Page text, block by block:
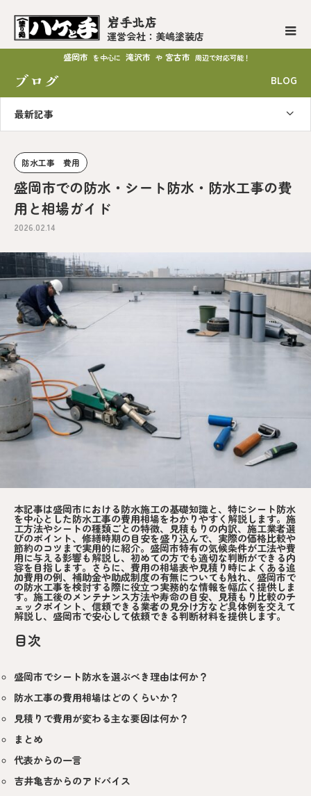
岩手北店
運営会社：美嶋塗装店
盛岡市 を中心に 滝沢市 や 宮古市 周辺で対応可能！
ブログ BLOG
最新記事
防水工事 費用
盛岡市での防水・シート防水・防水工事の費
用と相場ガイド
2026.02.14
本記事は盛岡市における防水施工の基礎知識と、特にシート防水
を中心とした防水工事の費用相場をわかりやすく解説します。施
工方法やシートの種類ごとの特徴、見積もりの内訳、施工業者選
びのポイント、修繕時期の目安を盛り込んで、実際の価格比較や
節約のコツまで実用的に紹介。盛岡市特有の気候条件が工法や費
用に与える影響も解説し、初めての方でも適切な判断ができる内
容を目指します。さらに、費用の相場表や見積り時によくある追
加費用の例、補助金や助成制度の有無についても触れ、盛岡市で
の防水工事を検討する際に役立つ実務的な情報を幅広く提供しま
す。施工後のメンテナンス方法や寿命の目安、見積もり比較のチ
ェックポイント、信頼できる業者の見分け方など具体例を交えて
解説し、盛岡市で安心して依頼できる判断材料を提供します。
目次
盛岡市でシート防水を選ぶべき理由は何か？
防水工事の費用相場はどのくらいか？
見積りで費用が変わる主な要因は何か？
まとめ
代表からの一言
吉井亀吉からのアドバイス